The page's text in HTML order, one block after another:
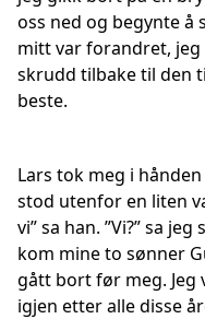
oss ned og begynte å
mitt var forandret,
skrudd tilbake til den
beste.
Lars tok meg i
stod utenfor en liten
vi” sa han. ”Vi?” sa
kom mine to sønner
gått bort før meg. Jeg
igjen etter alle disse